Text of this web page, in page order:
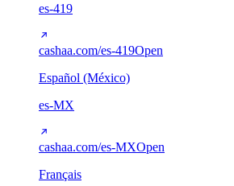
es-419
cashaa.com/es-419Open
Español (México)
es-MX
cashaa.com/es-MXOpen
Français